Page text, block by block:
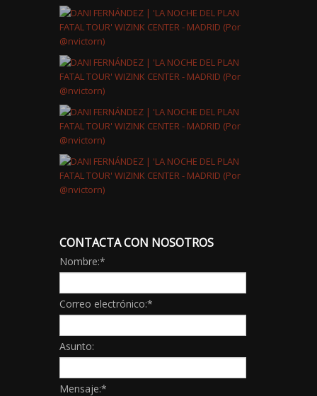
CONTACTA CON NOSOTROS
Nombre:*
Correo electrónico:*
Asunto:
Mensaje:*